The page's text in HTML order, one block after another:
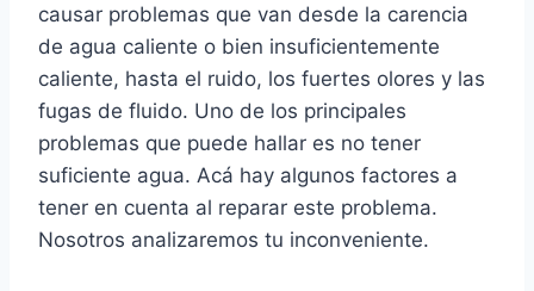
causar problemas que van desde la carencia
de agua caliente o bien insuficientemente
caliente, hasta el ruido, los fuertes olores y las
fugas de fluido. Uno de los principales
problemas que puede hallar es no tener
suficiente agua. Acá hay algunos factores a
tener en cuenta al reparar este problema.
Nosotros analizaremos tu inconveniente.